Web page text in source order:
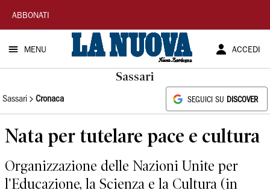
La
Nuova
Sardegna
ABBONATI
MENU ACCEDI
Sassari
Sassari Cronaca SEGUICI SU DISCOVER
Nata per tutelare pace e cultura
Organizzazione delle Nazioni Unite per
l'Educazione, la Scienza e la Cultura (in